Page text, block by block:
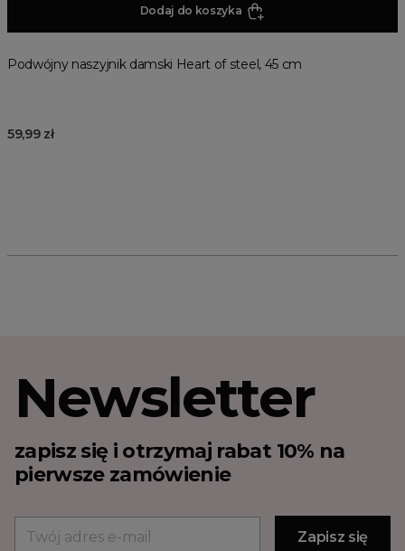
Dodaj do koszyka
Podwójny naszyjnik damski Heart of steel, 45 cm
59,99 zł
Newsletter
zapisz się i otrzymaj rabat 10% na
pierwsze zamówienie